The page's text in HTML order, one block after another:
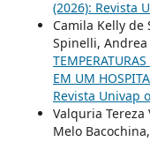
(2026): Revista
Camila Kelly de
Spinelli,
EM UM
Revista Univap
Valquria
Melo